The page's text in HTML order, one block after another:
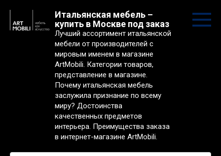
контенту
Итальянская мебель –
купить в Москве под заказ
Лучший ассортимент итальянской
мебели от производителей с
мировым именем в магазине
ArtMobili. Категории товаров,
представление в магазине.
Почему итальянская мебель
заслужила признание по всему
миру? Достоинства
качественных предметов
интерьера. Преимущества заказа
в интернет-магазине ArtMobili.